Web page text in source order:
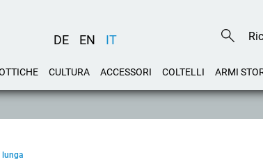
DE EN IT
CULTURA ACCESSORI COLTELLI ARMI
lunga